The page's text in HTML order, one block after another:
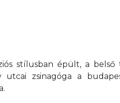
stílusban épült, a
utcai zsinagóga a